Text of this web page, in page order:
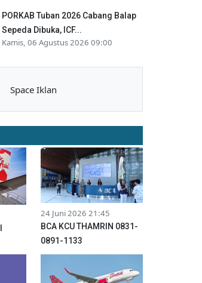
PORKAB Tuban 2026 Cabang Balap
Sepeda Dibuka, ICF...
Kamis, 06 Agustus 2026 09:00
Space Iklan
24 Juni 2026 21:45
BCA KCU THAMRIN 0831-
0891-1133